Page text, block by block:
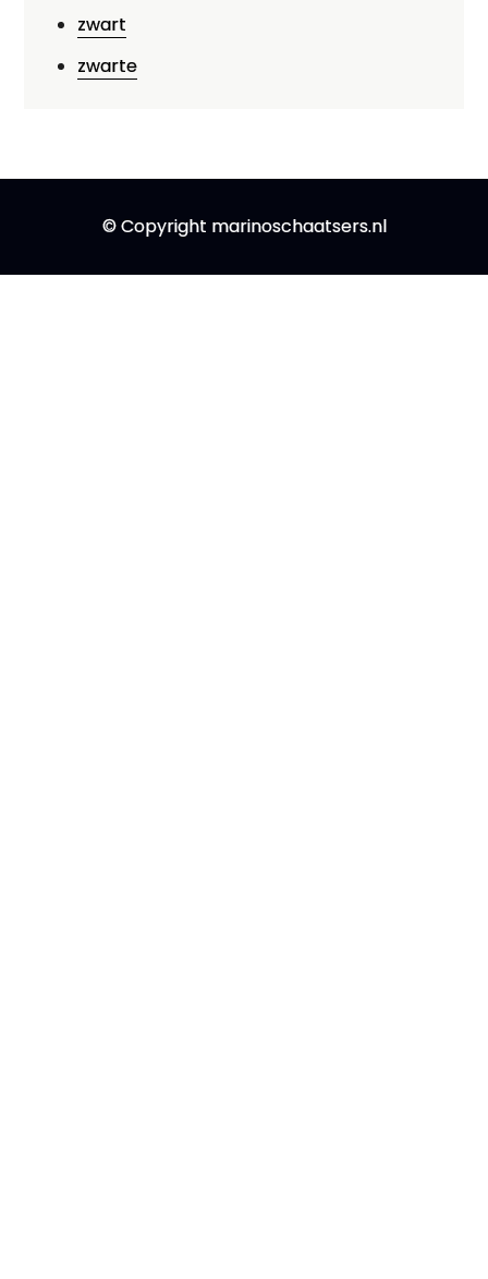
zwart
zwarte
© Copyright marinoschaatsers.nl